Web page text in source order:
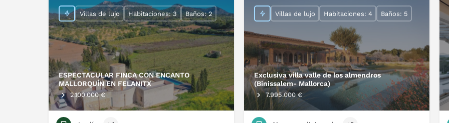
ESPECTACULAR FINCA CON ENCANTO
MALLORQUÍN EN FELANITX
2.100.000 €
Villas de lujo Habitaciones: 3 Baños: 2
Exclusiva villa valle de los almendros
(Binissalem- Mallorca)
7.995.000 €
Villas de lujo Habitaciones: 4 Baños: 5